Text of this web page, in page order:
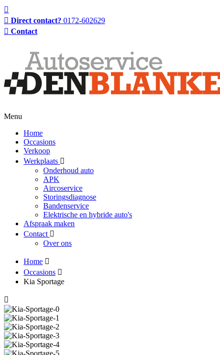
Direct contact? 0172-602629
Contact
Menu
Home
Occasions
Verkoop
Werkplaats
Onderhoud auto
APK
Aircoservice
Storingsdiagnose
Bandenservice
Elektrische en hybride auto's
Afspraak maken
Contact
Over ons
Home
Occasions
Kia Sportage